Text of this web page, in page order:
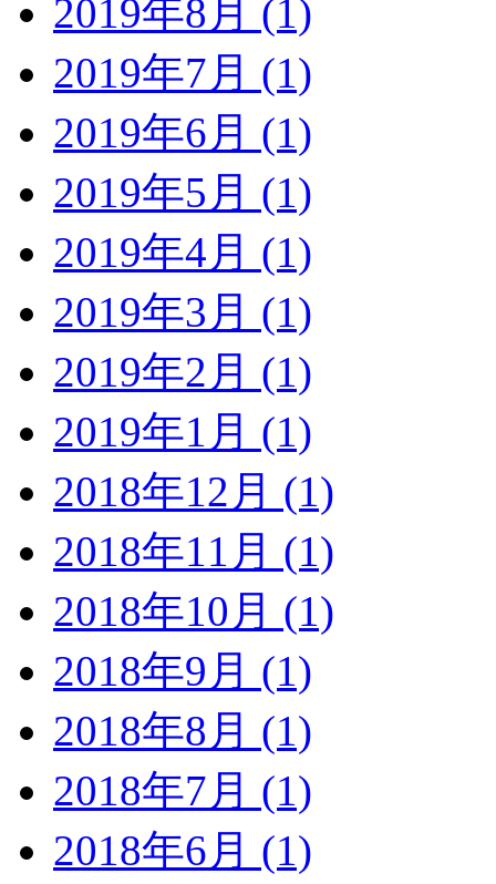
2019年8月 (1)
2019年7月 (1)
2019年6月 (1)
2019年5月 (1)
2019年4月 (1)
2019年3月 (1)
2019年2月 (1)
2019年1月 (1)
2018年12月 (1)
2018年11月 (1)
2018年10月 (1)
2018年9月 (1)
2018年8月 (1)
2018年7月 (1)
2018年6月 (1)